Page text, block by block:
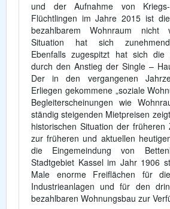
und der Aufnahme von
Flüchtlingen im Jahre 2015 ist
bezahlbarem Wohnraum
Situation hat sich
Ebenfalls zugespitzt hat sich die
durch den Anstieg der Single –
Der in den vergangenen
Erliegen gekommene „soziale
Begleiterscheinungen wie
ständig steigenden Mietpreisen
historischen Situation der früheren
zur früheren und aktuellen
die Eingemeindung von
Stadtgebiet Kassel im Jahr 1906
Male enorme Freiflächen für
Industrieanlagen und für den
bezahlbaren Wohnungsbau zur